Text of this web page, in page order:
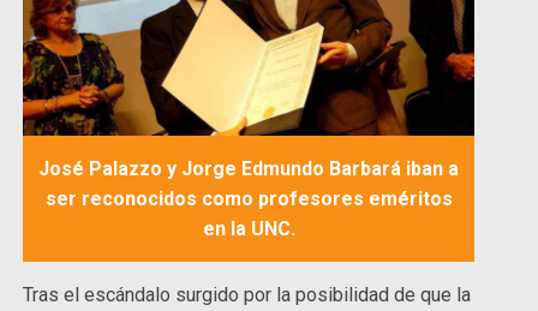
José Palazzo y Jorge Edmundo Barbará iban a
ser reconocidos como profesores eméritos
en la UNC.
Tras el escándalo surgido por la posibilidad de que la